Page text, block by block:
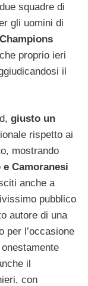
squadre di
gli uomini di
proprio ieri
il
giusto un
rispetto ai
mostrando
e Camoranesi
anche a
pubblico
autore di una
per l’occasione
il
con